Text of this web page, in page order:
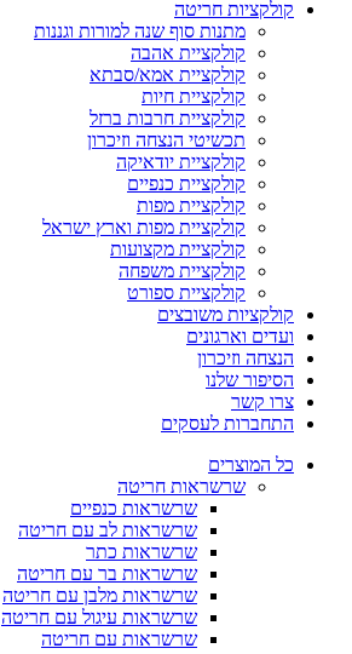
קולקציות חריטה
מתנות סוף שנה למורות וגננות
קולקציית אהבה
קולקציית אמא/סבתא
קולקציית חיות
קולקציית חרבות ברזל
תכשיטי הנצחה וזיכרון
קולקציית יודאיקה
קולקציית כנפיים
קולקציית מפות
קולקציית מפות וארץ ישראל
קולקציית מקצועות
קולקציית משפחה
קולקציית ספורט
קולקציות משובצים
ועדים וארגונים
הנצחה וזיכרון
הסיפור שלנו
צרו קשר
התחברות לעסקים
כל המוצרים
שרשראות חריטה
שרשראות כנפיים
שרשראות לב עם חריטה
שרשראות כתר
שרשראות בר עם חריטה
שרשראות מלבן עם חריטה
שרשראות עיגול עם חריטה
שרשראות עם חריטה